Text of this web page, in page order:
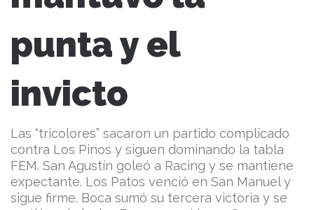
punta y el
invicto
Las “tricolores” sacaron un partido complicado
contra Los Pinos y siguen dominando la tabla
FEM. San Agustín goleó a Racing y se mantiene
expectante. Los Patos venció en San Manuel y
sigue firme. Boca sumó su tercera victoria y se